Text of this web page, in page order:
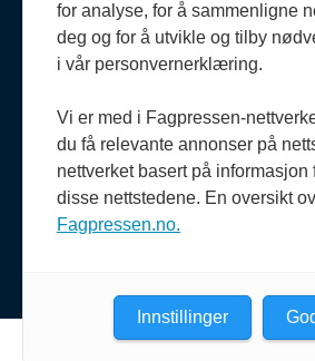
Politiforum er
Fagpressen.
for analyse, for å sammenligne
deg og for å utvikle og tilby
i vår personvernerklæring.
Vi er med i Fagpressen-
du få relevante annonser på
nettverket basert på
disse nettstedene. En oversikt
Fagpressen.no.
Innstillinger